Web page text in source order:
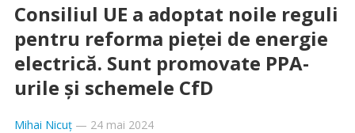
Consiliul UE a adoptat noile reguli
pentru reforma pieței de energie
electrică. Sunt promovate PPA-
urile și schemele CfD
Mihai Nicuț— 24 mai 2024